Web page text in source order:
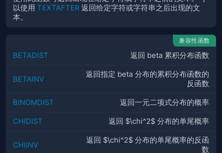
以使用 TEXTAFTER 返回给定字符或字符串之后出现的文
本。
兼容性函数
BETADIST 返回 beta 累积分布函数
BETAINV
返回指定 beta 分布的累积分布函数的
反函数
BINOMDIST 返回一元二项式分布的概率
CHIDIST 返回 $\chi^2$ 分布的单尾概率
CHIINV
返回 $\chi^2$ 分布的单尾概率的反函
数